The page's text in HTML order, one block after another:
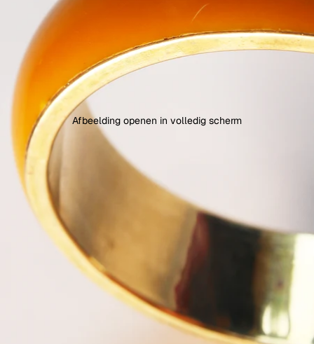
Afbeelding openen in volledig scherm